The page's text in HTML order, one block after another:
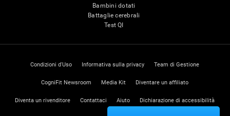
Bambini dotati
Battaglie cerebrali
Test QI
Condizioni d'Uso Informativa sulla privacy Team di Gestione
CogniFit Newsroom Media Kit Diventare un affiliato
Diventa un rivenditore Contattaci Aiuto Dichiarazione di accessibilità